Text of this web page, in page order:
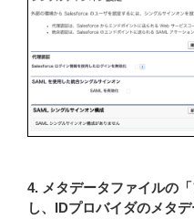
4. メタデータファイルの
し、IDプロバイダのメタ